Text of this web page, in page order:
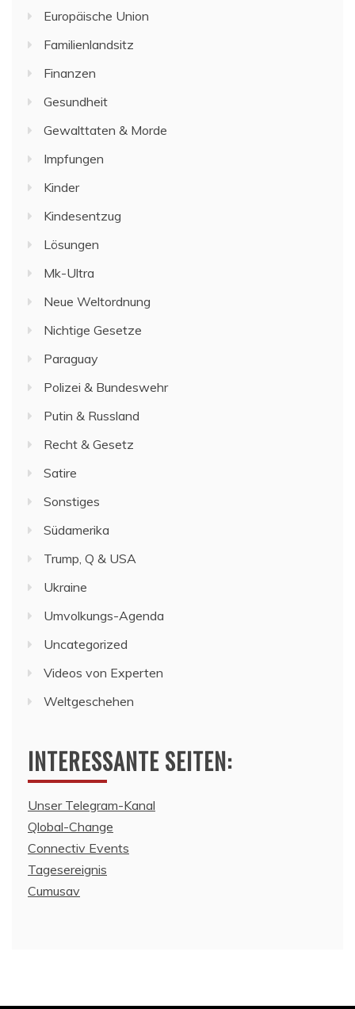
Europäische Union
Familienlandsitz
Finanzen
Gesundheit
Gewalttaten & Morde
Impfungen
Kinder
Kindesentzug
Lösungen
Mk-Ultra
Neue Weltordnung
Nichtige Gesetze
Paraguay
Polizei & Bundeswehr
Putin & Russland
Recht & Gesetz
Satire
Sonstiges
Südamerika
Trump, Q & USA
Ukraine
Umvolkungs-Agenda
Uncategorized
Videos von Experten
Weltgeschehen
INTERESSANTE SEITEN:
Unser Telegram-Kanal
Qlobal-Change
Connectiv Events
Tagesereignis
Cumusav